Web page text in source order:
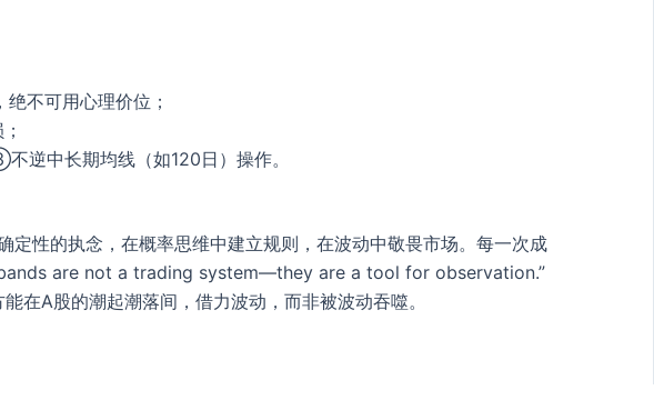
不可用心理价位；
逆中长期均线（如120日）操作。
定性的执念，在概率思维中建立规则，在波动中敬畏市场。每一次成
bands are not a trading system—they are a tool for observation.”
在A股的潮起潮落间，借力波动，而非被波动吞噬。